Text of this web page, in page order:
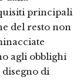
principali
del resto non
agli obblighi
di